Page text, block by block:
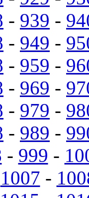
- 939 -
- 949 -
- 959 -
- 969 -
- 979 -
- 989 -
- 999 -
1007 -